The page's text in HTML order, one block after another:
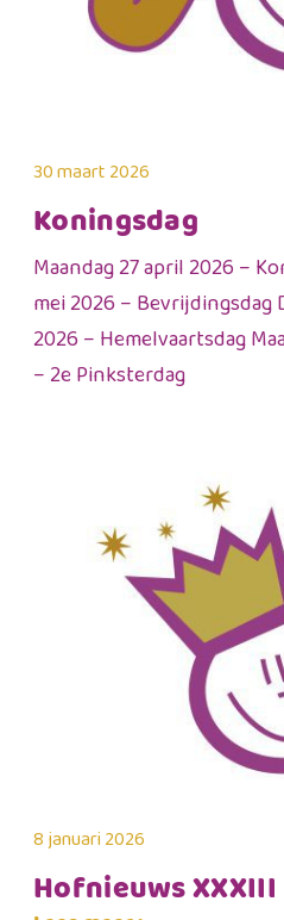
30 maart 2026
Koningsdag
Maandag 27 april 2026 –
mei 2026 – Bevrijdingsdag
2026 – Hemelvaartsdag
– 2e Pinksterdag
8 januari 2026
Hofnieuws XXXIII